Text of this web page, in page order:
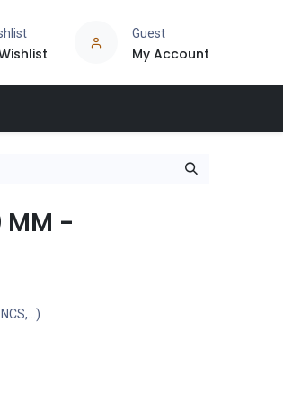
Guest
My Account
MM -